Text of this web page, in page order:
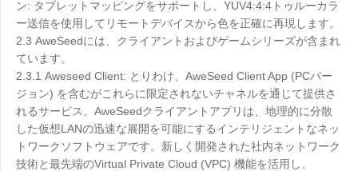
ン: タブレットマッピングをサポートし、YUV4:4:4トゥルーカラ
ー送信を使用してリモートデバイスから色を正確に再現します。
2.3 AweSeedには、クライアントおよびゲームシリーズが含まれ
ています。
2.3.1 Aweseed Client: とりわけ、AweSeed Client App (PCバー
ジョン) を含むがこれらに限定されないチャネルを通じて提供さ
れるサービス。AweSeedクライアントアプリは、地理的に分散
した仮想LANの迅速な展開を可能にするインテリジェントなネッ
トワークソフトウェアです。新しく開発された社内ネットワーク
技術と最先端のVirtual Private Cloud (VPC) 機能を活用し、